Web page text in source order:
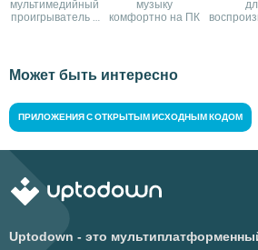
мультимедийный
проигрыватель и
музыку
комфортно на ПК
Может быть интересно
ПРИЛОЖЕНИЯ С ОТКРЫТЫМ ИСХОДНЫМ КОДОМ
Uptodown - это